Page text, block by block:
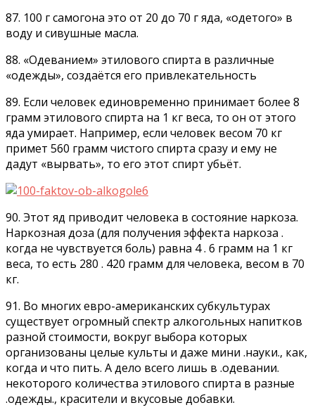
87. 100 г самогона это от 20 до 70 г яда, «одетого» в
воду и сивушные масла.
88. «Одеванием» этилового спирта в различные
«одежды», создаётся его привлекательность
89. Если человек единовременно принимает более 8
грамм этилового спирта на 1 кг веса, то он от этого
яда умирает. Например, если человек весом 70 кг
примет 560 грамм чистого спирта сразу и ему не
дадут «вырвать», то его этот спирт убьёт.
90. Этот яд приводит человека в состояние наркоза.
Наркозная доза (для получения эффекта наркоза .
когда не чувствуется боль) равна 4 . 6 грамм на 1 кг
веса, то есть 280 . 420 грамм для человека, весом в 70
кг.
91. Во многих евро-американских субкультурах
существует огромный спектр алкогольных напитков
разной стоимости, вокруг выбора которых
организованы целые культы и даже мини .науки., как,
когда и что пить. А дело всего лишь в .одевании.
некоторого количества этилового спирта в разные
.одежды., красители и вкусовые добавки.